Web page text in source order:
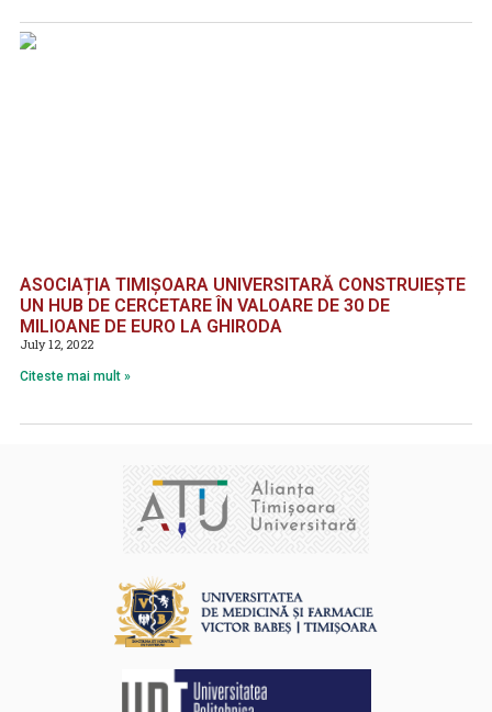
ASOCIAȚIA TIMIȘOARA UNIVERSITARĂ CONSTRUIEȘTE
UN HUB DE CERCETARE ÎN VALOARE DE 30 DE
MILIOANE DE EURO LA GHIRODA
July 12, 2022
Citeste mai mult »